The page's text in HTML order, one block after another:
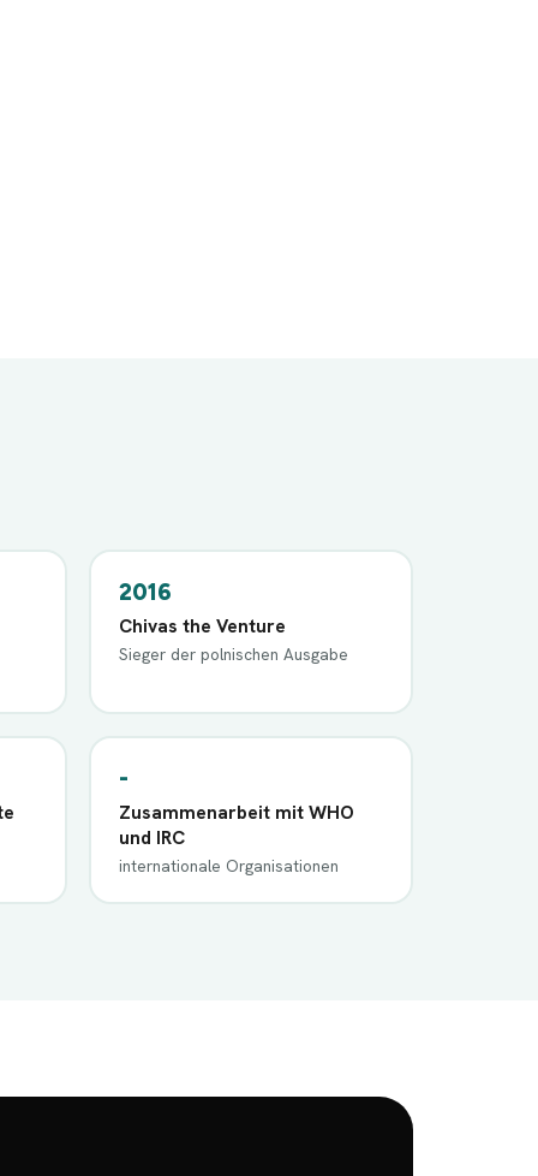
2016
Chivas the Venture
Sieger der polnischen Ausgabe
-
Zusammenarbeit mit WHO
und IRC
internationale Organisationen